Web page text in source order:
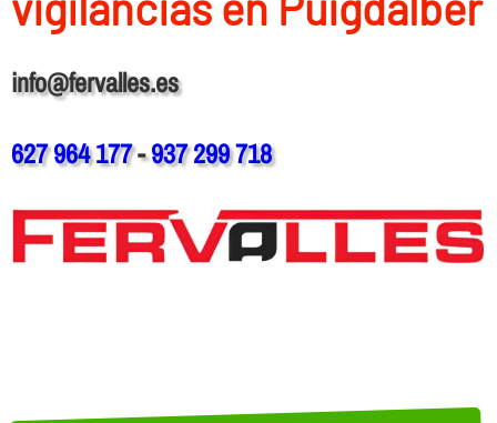
info@fervalles.es
627 964 177-937 299 718